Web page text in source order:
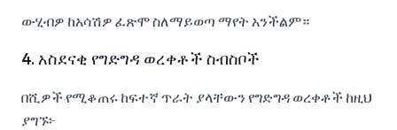
ውሂብዎ ከአሳሽዎ ፈጽሞ ስለማይወጣ ማየት አንችልም።
4. አስደናቂ የግድግዳ ወረቀቶች ስብስቦች
በሺዎች የሚቆጠሩ ከፍተኛ ጥራት ያላቸውን የግድግዳ ወረቀቶች ከዚህ
ያግኙ፦